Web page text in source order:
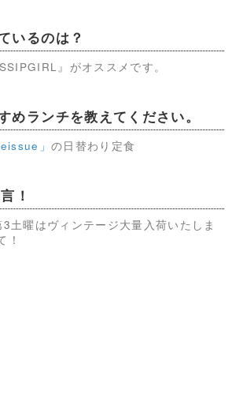
いるのは？
』がオススメです。
めランチを教えてください。
」 の日替わり定食
！
土曜はヴィンテージ大量入荷いたしま
！